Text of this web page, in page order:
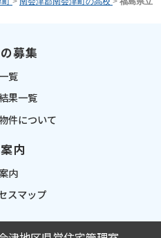
募集
覧
果一覧
件について
内
内
スマップ